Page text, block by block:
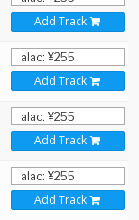
Add Track
Add Track
Add Track
Add Track